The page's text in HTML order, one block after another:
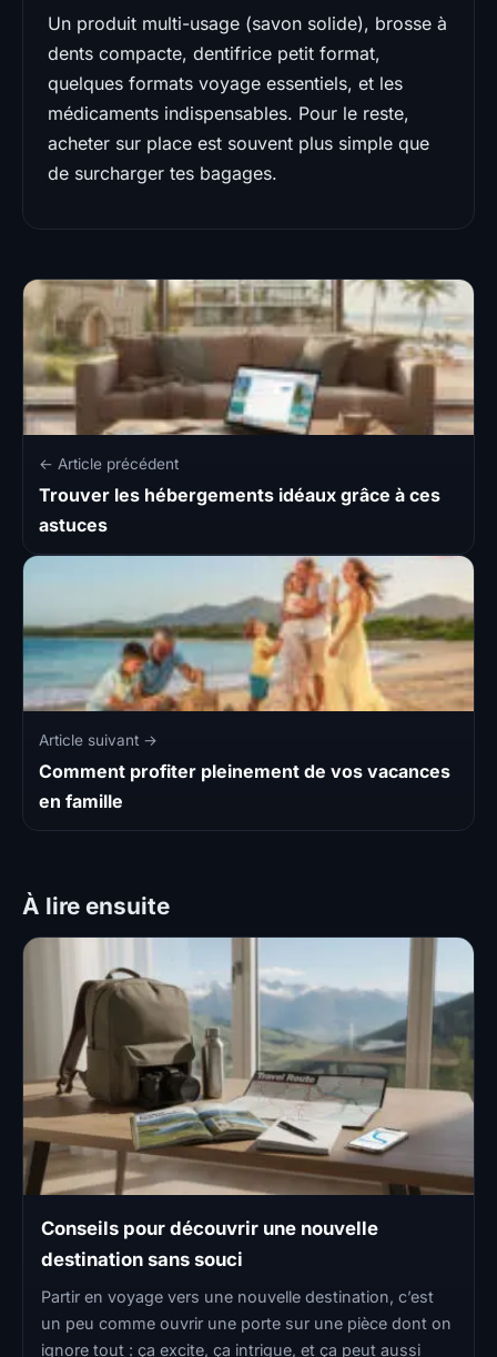
Un produit multi-usage (savon solide), brosse à
dents compacte, dentifrice petit format,
quelques formats voyage essentiels, et les
médicaments indispensables. Pour le reste,
acheter sur place est souvent plus simple que
de surcharger tes bagages.
← Article précédent
Trouver les hébergements idéaux grâce à ces
astuces
Article suivant →
Comment profiter pleinement de vos vacances
en famille
À lire ensuite
Conseils pour découvrir une nouvelle
destination sans souci
Partir en voyage vers une nouvelle destination, c’est
un peu comme ouvrir une porte sur une pièce dont on
ignore tout : ça excite, ça intrigue, et ça peut aussi